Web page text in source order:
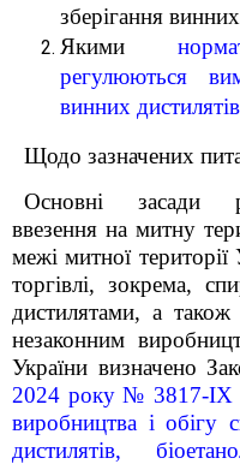
зберігання
Якими
регулюються
винних
Щодо зазначених
Основні засади
ввезення на митну
межі митної території
торгівлі, зокрема,
дистилятами, а
незаконним
України визначено
2024 року № 3817-ІХ
виробництва і обігу
дистилятів,